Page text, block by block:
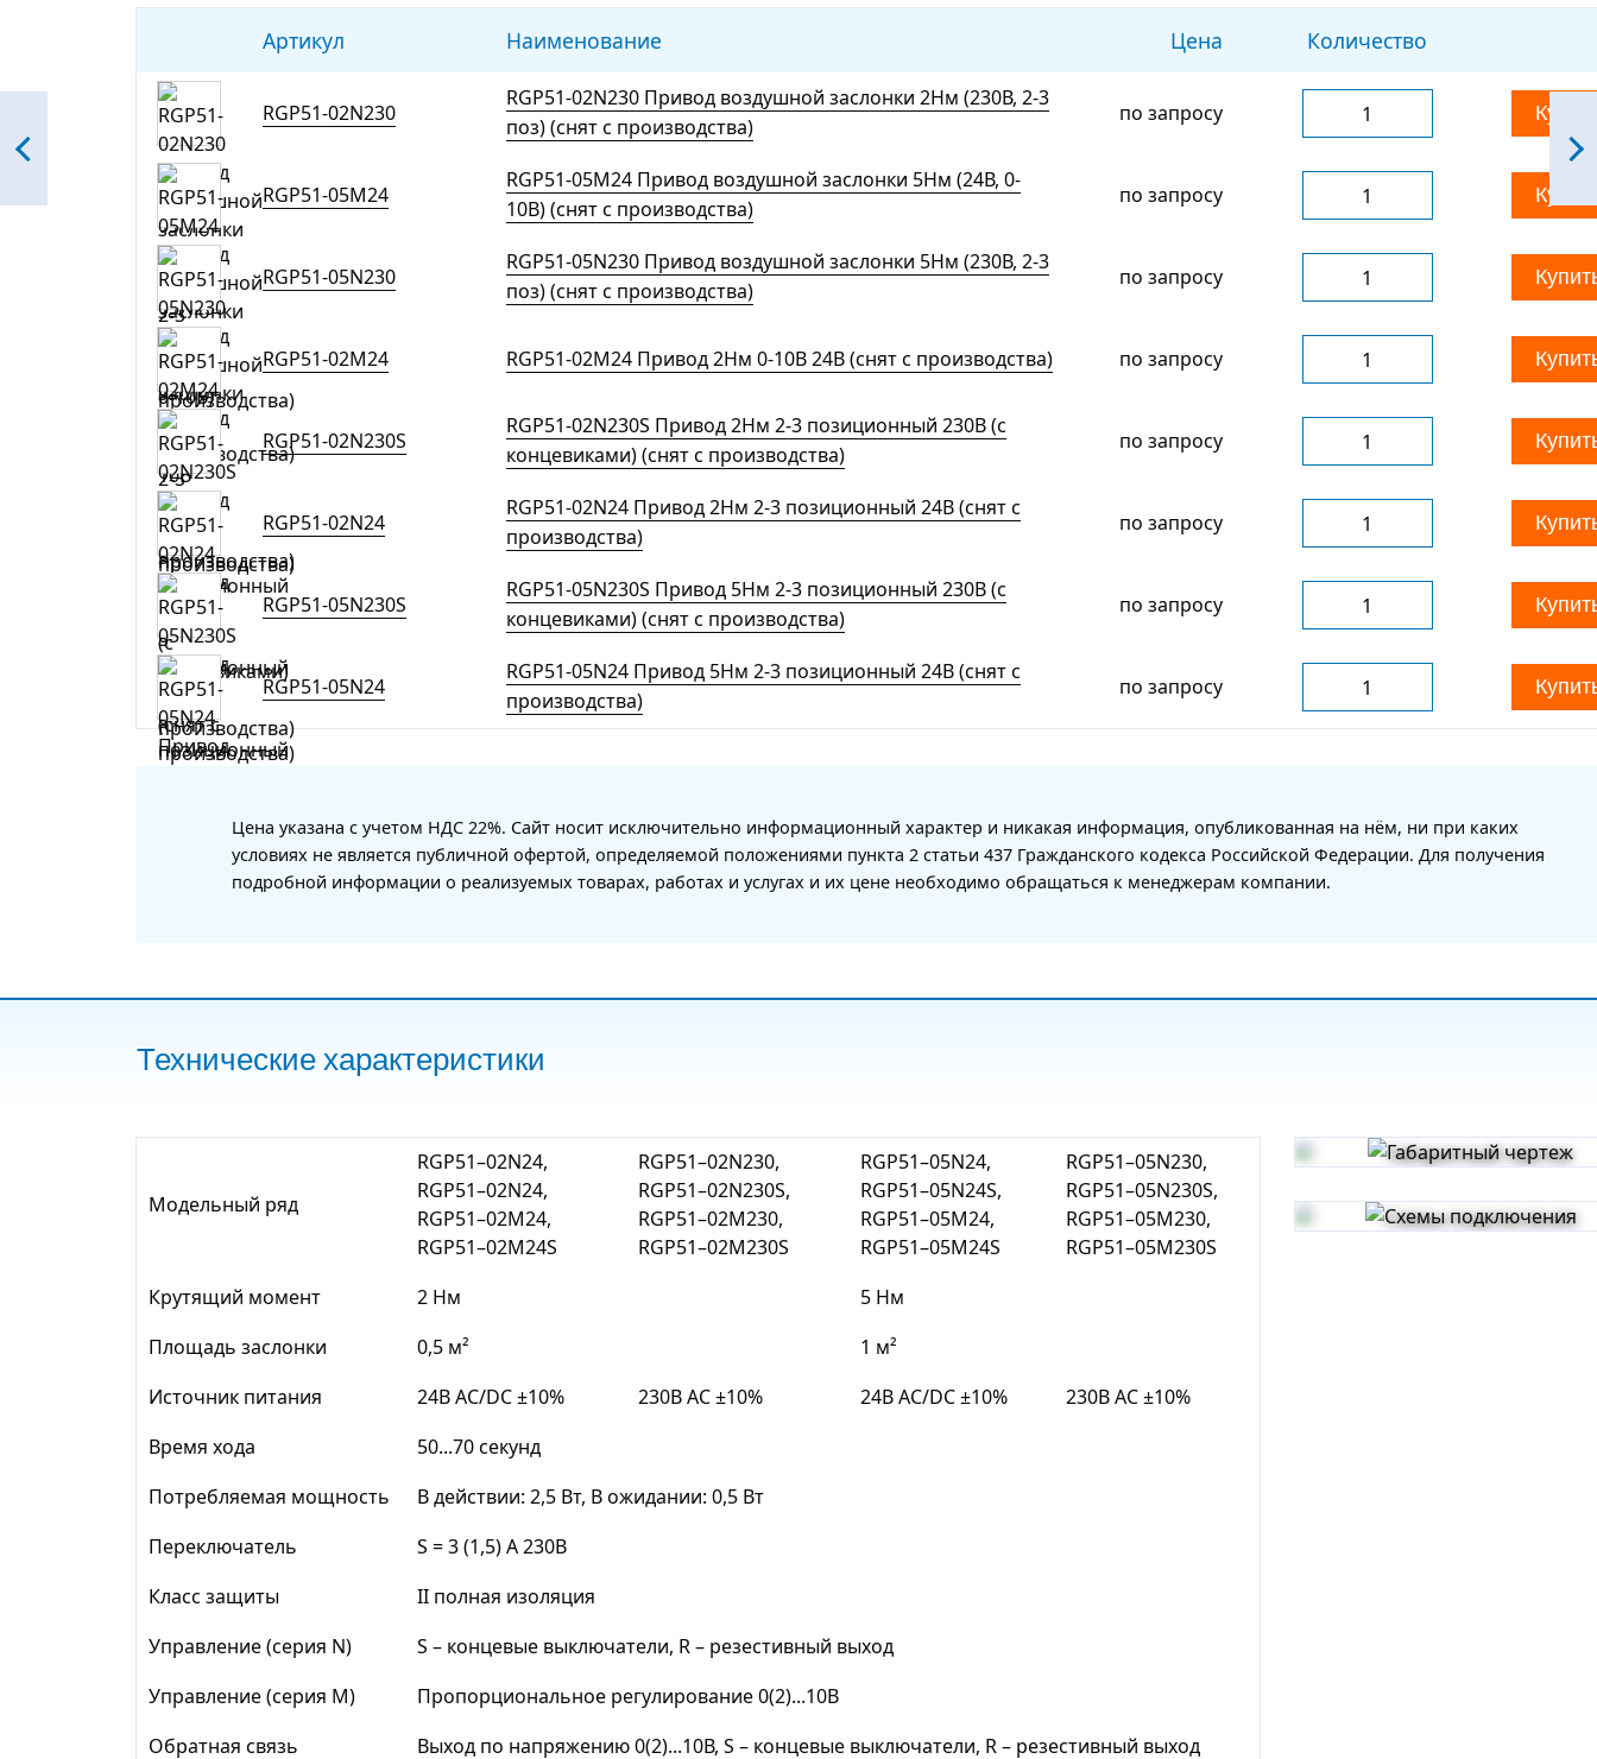
Артикул Наименование Цена Количество
RGP51-02N230
RGP51-02N230 Привод воздушной заслонки 2Нм (230В, 2-3
поз) (снят с производства)
по запросу
RGP51-05M24
RGP51-05M24 Привод воздушной заслонки 5Нм (24В, 0-
10В) (снят с производства)
по запросу
RGP51-05N230
RGP51-05N230 Привод воздушной заслонки 5Нм (230В, 2-3
поз) (снят с производства)
по запросу
RGP51-02M24 RGP51-02M24 Привод 2Нм 0-10В 24В (снят с производства) по запросу
RGP51-02N230S
RGP51-02N230S Привод 2Нм 2-3 позиционный 230В (с
концевиками) (снят с производства)
по запросу
RGP51-02N24
RGP51-02N24 Привод 2Нм 2-3 позиционный 24В (снят с
производства)
по запросу
RGP51-05N230S
RGP51-05N230S Привод 5Нм 2-3 позиционный 230В (с
концевиками) (снят с производства)
по запросу
RGP51-05N24
RGP51-05N24 Привод 5Нм 2-3 позиционный 24В (снят с
производства)
по запросу
Цена указана с учетом НДС 22%. Сайт носит исключительно информационный характер и никакая информация, опубликованная на нём, ни при каких
условиях не является публичной офертой, определяемой положениями пункта 2 статьи 437 Гражданского кодекса Российской Федерации. Для получения
подробной информации о реализуемых товарах, работах и услугах и их цене необходимо обращаться к менеджерам компании.
Технические характеристики
Модельный ряд
RGP51–02N24,
RGP51–02N24,
RGP51–02M24,
RGP51–02M24S
RGP51–02N230,
RGP51–02N230S,
RGP51–02M230,
RGP51–02M230S
RGP51–05N24,
RGP51–05N24S,
RGP51–05M24,
RGP51–05M24S
RGP51–05N230,
RGP51–05N230S,
RGP51–05M230,
RGP51–05M230S
Крутящий момент
2 Нм
5 Нм
Площадь заслонки
0,5 м²
1 м²
Источник питания
24B AC/DC ±10% 230B AC ±10% 24B AC/DC ±10%
230B AC ±10%
Время хода
50...70 секунд
Потребляемая мощность
В действии: 2,5 Вт, В ожидании: 0,5 Вт
Переключатель
S = 3 (1,5) A 230B
Класс защиты
II полная изоляция
Управление (серия N)
S – концевые выключатели, R – резестивный выход
Управление (серия M)
Пропорциональное регулирование 0(2)...10В
Обратная связь
Выход по напряжению 0(2)...10В, S – концевые выключатели, R – резестивный выход